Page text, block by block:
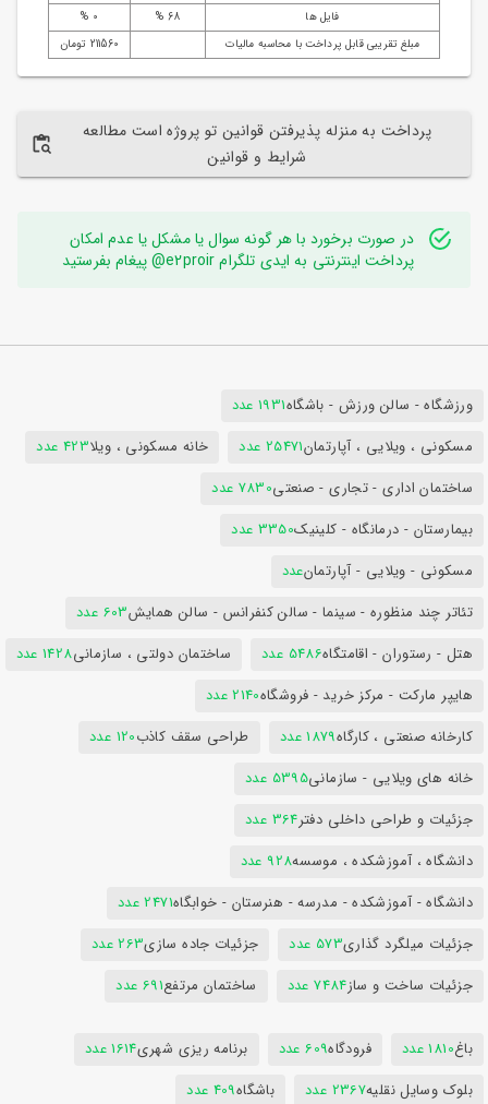
فایل ها
68 %
0 %
مبلغ تقریبی قابل پرداخت با محاسبه مالیات
211560 تومان
پرداخت به منزله پذیرفتن قوانین تو پروژه است مطالعه
شرایط و قوانین
در صورت برخورد با هر گونه سوال یا مشکل یا عدم امکان
پرداخت اینترنتی به ایدی تلگرام e2proir@ پیغام بفرستید
ورزشگاه - سالن ورزش - باشگاه1931 عدد
مسکونی ، ویلایی ، آپارتمان25471 عدد خانه مسکونی ، ویلا423 عدد
ساختمان اداری - تجاری - صنعتی7830 عدد
بیمارستان - درمانگاه - کلینیک3350 عدد
مسکونی - ویلایی - آپارتمانعدد
تئاتر چند منظوره - سینما - سالن کنفرانس - سالن همایش603 عدد
هتل - رستوران - اقامتگاه5486 عدد ساختمان دولتی ، سازمانی1428 عدد
هایپر مارکت - مرکز خرید - فروشگاه2140 عدد
کارخانه صنعتی ، کارگاه1879 عدد طراحی سقف کاذب120 عدد
خانه های ویلایی - سازمانی5395 عدد
جزئیات و طراحی داخلی دفتر364 عدد
دانشگاه ، آموزشکده ، موسسه928 عدد
دانشگاه - آموزشکده - مدرسه - هنرستان - خوابگاه2471 عدد
جزئیات میلگرد گذاری573 عدد جزئیات جاده سازی263 عدد
جزئیات ساخت و ساز7484 عدد ساختمان مرتفع691 عدد
باغ1810 عدد فرودگاه609 عدد برنامه ریزی شهری1614 عدد
بلوک وسایل نقلیه2367 عدد باشگاه409 عدد